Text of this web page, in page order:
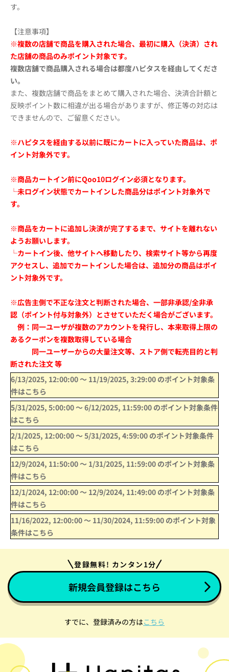
す。
【注意事項】
※複数の店舗で商品を購入された場合、最初に購入（決済）され
た店舗の商品のみポイント対象です。
複数店舗で商品購入される場合は都度ハピタスを経由してくださ
い。
また、複数店舗で商品をまとめて購入された場合、決済合計額と
反映ポイント数に相違が出る場合がありますが、修正等の対応は
できませんので、ご留意ください。
※ハピタスを経由する以前に既にカートに入っていた商品は、ポ
イント対象外です。
※商品カートイン前にQoo10ログイン必須となります。
└未ログイン状態でカートインした商品分はポイント対象外で
す。
※商品をカートに追加し決済が完了するまで、サイトを離れない
ようお願いします。
└カートイン後、他サイトへ移動したり、検索サイト等から再度
アクセスし、追加でカートインした場合は、追加分の商品はポイ
ント対象外です。
※広告主側で不正な注文と判断された場合、一部非承認/全非承
認（ポイント付与対象外）とさせていただく場合がございます。
例：同一ユーザが複数のアカウントを発行し、本来取得上限の
あるクーポンを複数取得している場合
同一ユーザーからの大量注文等、ストア側で転売目的と判
断された注文 等
6/13/2025, 12:00:00〜 11/19/2025, 3:29:00 のポイント対象条
件はこちら
5/31/2025, 5:00:00〜6/12/2025, 11:59:00 のポイント対象条件
はこちら
2/1/2025, 12:00:00〜5/31/2025, 4:59:00 のポイント対象条件
はこちら
12/9/2024, 11:50:00〜 1/31/2025, 11:59:00 のポイント対象条
件はこちら
12/1/2024, 12:00:00〜 12/9/2024, 11:49:00 のポイント対象条
件はこちら
11/16/2022, 12:00:00〜 11/30/2024, 11:59:00 のポイント対象
条件はこちら
登録無料! カンタン1分
新規会員登録はこちら
すでに、登録済みの方はこちら